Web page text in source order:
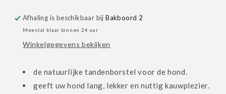
Lang
Dental
st.)
Lang
Dental
st.)
Afhaling is beschikbaar bijBakboord 2
Meestal klaar binnen 24 uur
Winkelgegevens bekijken
de natuurlijke tandenborstel voor de hond.
geeft uw hond lang, lekker en nuttig kauwplezier.